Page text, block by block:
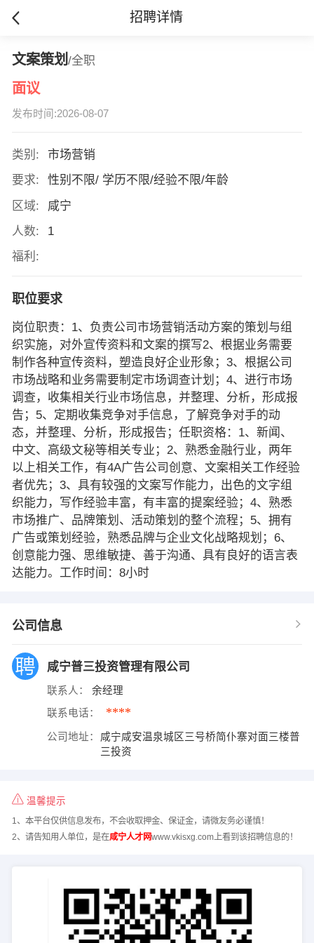
招聘详情
文案策划 /全职
面议
发布时间:2026-08-07
类别:
市场营销
要求:
性别不限/ 学历不限/经验不限/年龄
区域:
咸宁
人数:
1
福利:
职位要求
岗位职责：1、负责公司市场营销活动方案的策划与组
织实施，对外宣传资料和文案的撰写2、根据业务需要
制作各种宣传资料，塑造良好企业形象；3、根据公司
市场战略和业务需要制定市场调查计划；4、进行市场
调查，收集相关行业市场信息，并整理、分析，形成报
告；5、定期收集竞争对手信息，了解竞争对手的动
态，并整理、分析，形成报告；任职资格：1、新闻、
中文、高级文秘等相关专业；2、熟悉金融行业，两年
以上相关工作，有4A广告公司创意、文案相关工作经验
者优先；3、具有较强的文案写作能力，出色的文字组
织能力，写作经验丰富，有丰富的提案经验；4、熟悉
市场推广、品牌策划、活动策划的整个流程；5、拥有
广告或策划经验，熟悉品牌与企业文化战略规划；6、
创意能力强、思维敏捷、善于沟通、具有良好的语言表
达能力。工作时间：8小时
公司信息
咸宁普三投资管理有限公司
联系人： 余经理
联系电话： ****
公司地址：
咸宁咸安温泉城区三号桥简仆寨对面三楼普
三投资
温馨提示
1、本平台仅供信息发布，不会收取押金、保证金，请微友务必谨慎！
2、请告知用人单位，是在咸宁人才网www.vkisxg.com上看到该招聘信息的！